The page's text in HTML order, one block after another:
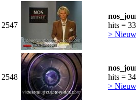
2547
hits =
>
2548
hits =
>